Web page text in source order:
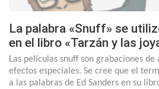
La palabra «Snuff» se
en el libro «Tarzán y las
Las películas snuff son grabaciones de
efectos especiales. Se cree que el
a las palabras de Ed Sanders en su